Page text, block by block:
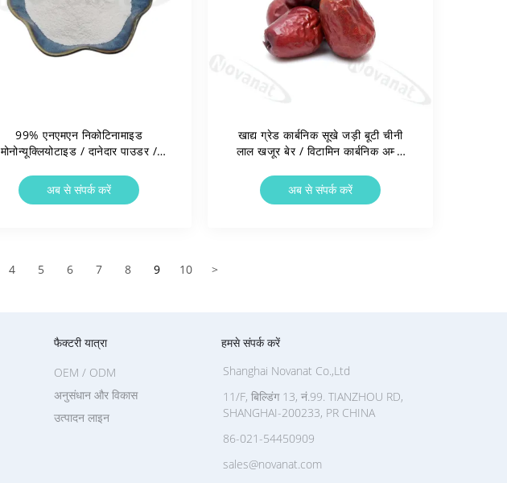
99% एनएमएन निकोटिनामाइड
मोनोन्यूक्लियोटाइड / दानेदार पाउडर /
अब से संपर्क करें
खाद्य ग्रेड कार्बनिक सूखे जड़ी बूटी चीनी
लाल खजूर बेर / विटामिन कार्बनिक अम्लों
अब से संपर्क करें
4 5 6 7 8 9 10 >
फैक्टरी यात्रा
उत्पादन लाइन
OEM / ODM
अनुसंधान और विकास
हमसे संपर्क करें
Shanghai Novanat Co.,Ltd
11/F, बिल्डिंग 13, नं.99. TIANZHOU RD,
SHANGHAI-200233, PR CHINA
86-021-54450909
sales@novanat.com